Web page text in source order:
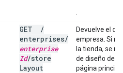
GET
/
enterprises/
enterprise
Id/store
Layout
Devuelve el
empresa. Si
la tienda, se
de diseño de
página